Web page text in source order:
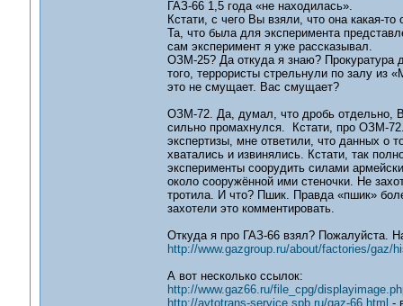
ГАЗ-66 1,5 года «не находилась».
Кстати, с чего Вы взяли, что она какая-
Та, что была для эксперимента
сам эксперимент я уже рассказывал.
ОЗМ-25? Да откуда я знаю? Прокуратура
того, террористы стрельнули по залу из
это не смущает. Вас смущает?
ОЗМ-72. Да, думал, что дробь отдельно,
сильно промахнулся. Кстати, про ОЗМ-
экспертизы, мне ответили, что данных о
хватались и извинялись. Кстати, так
эксперименты соорудить силами
около сооружённой ими стеночки. Не
тротила. И что? Пшик. Правда «пшик»
захотели это комментировать.
Откуда я про ГАЗ-66 взял? Пожалуйста.
http://www.gazgroup.ru/about/factories/gaz/
А вот несколько ссылок:
http://www.gaz66.ru/file_cpg/
http://avtotrans-service.spb.ru/gaz-66.html -